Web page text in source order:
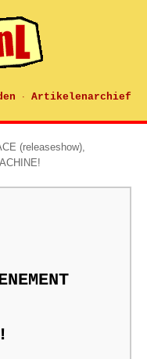
· Artikelenarchief
(releaseshow),